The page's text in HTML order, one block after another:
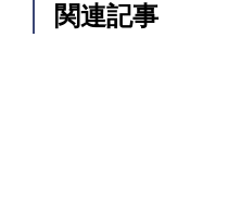
関連記事